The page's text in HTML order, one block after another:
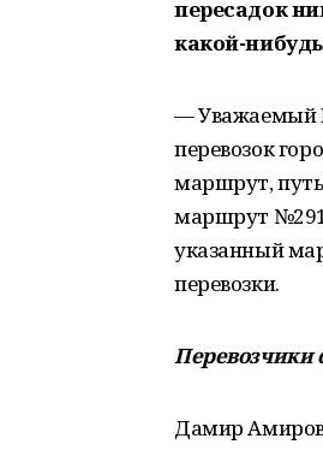
пересадок
какой-
— Уважаемый
перевозок
маршрут,
маршрут
указанный
перевозки.
Перевозчики
Дамир